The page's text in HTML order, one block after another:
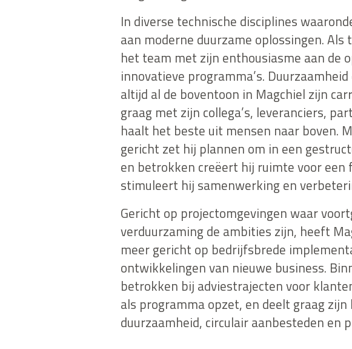
In diverse technische disciplines
aan moderne duurzame oplossingen.
het team met zijn enthousiasme aan de
innovatieve programma’s.
altijd al de boventoon in Magchiel zijn
graag met zijn collega’s, leveranciers,
haalt het beste uit mensen naar boven.
gericht zet hij plannen om in een
en betrokken creëert hij ruimte voor een
stimuleert hij samenwerking en
Gericht op projectomgevingen waar
verduurzaming de ambities zijn, heeft
meer gericht op bedrijfsbrede
ontwikkelingen van nieuwe business.
betrokken bij adviestrajecten voor
als programma opzet, en deelt graag
duurzaamheid, circulair aanbesteden en